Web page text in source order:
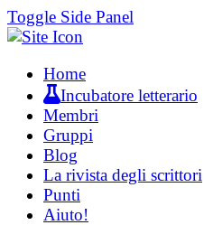
Toggle Side Panel
Home
Incubatore letterario
Membri
Gruppi
Blog
La rivista degli scrittori
Punti
Aiuto!